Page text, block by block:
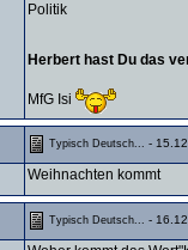
Politik
Herbert hast Du das
MfG Isi
Typisch Deutsch... -
Weihnachten kommt
Typisch Deutsch... -